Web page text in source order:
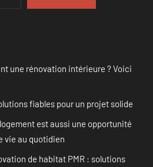
une rénovation intérieure ? Voici
fiables pour un projet solide
est aussi une opportunité
vie au quotidien
de habitat PMR : solutions